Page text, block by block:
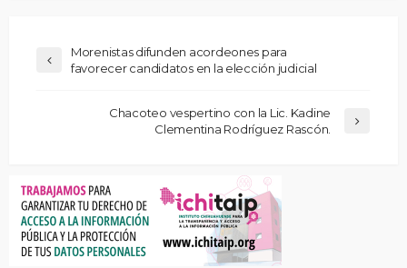
Morenistas difunden acordeones para
favorecer candidatos en la elección judicial
Chacoteo vespertino con la Lic. Kadine
Clementina Rodríguez Rascón.